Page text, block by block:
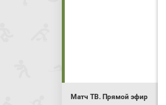
Матч ТВ. Прямой эфир